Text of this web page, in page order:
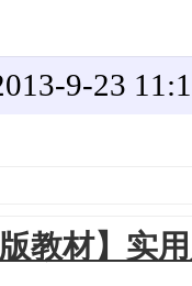
9-23
版教材】实